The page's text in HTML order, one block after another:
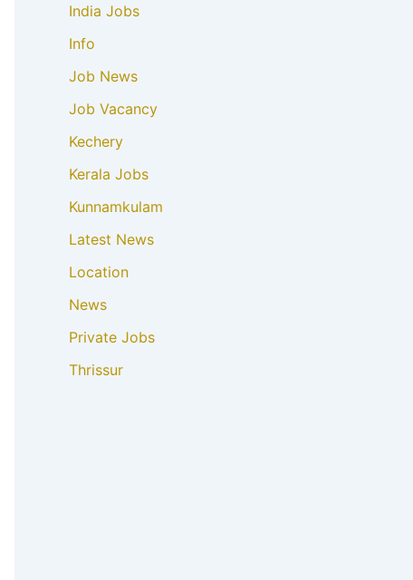
India Jobs
Info
Job News
Job Vacancy
Kechery
Kerala Jobs
Kunnamkulam
Latest News
Location
News
Private Jobs
Thrissur